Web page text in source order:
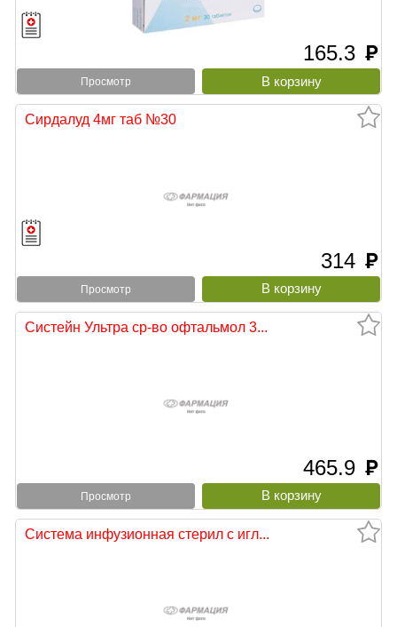
165.3 руб
Просмотр
Сирдалуд 4мг таб №30
314 руб
Просмотр
Систейн Ультра ср-во офтальмол 3...
465.9 руб
Просмотр
Система инфузионная стерил с игл...